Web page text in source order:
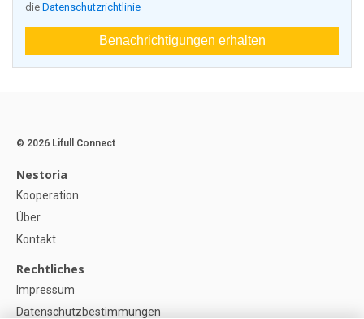
die Datenschutzrichtlinie
Benachrichtigungen erhalten
© 2026 Lifull Connect
Nestoria
Kooperation
Über
Kontakt
Rechtliches
Impressum
Datenschutzbestimmungen